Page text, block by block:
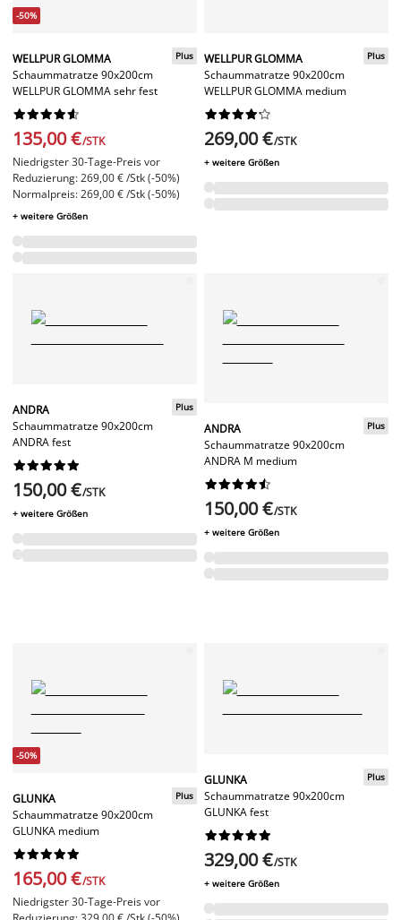
-50%
WELLPUR GLOMMA
Schaummatratze 90x200cm
WELLPUR GLOMMA sehr fest
Plus






135,00 €/STK
Niedrigster 30-Tage-Preis vor
Reduzierung: 269,00 € /Stk (-50%)
Normalpreis: 269,00 € /Stk (-50%)
+ weitere Größen
WELLPUR GLOMMA
Schaummatratze 90x200cm
WELLPUR GLOMMA medium
Plus






269,00 €/STK
+ weitere Größen
ANDRA
Schaummatratze 90x200cm
ANDRA fest
Plus






150,00 €/STK
+ weitere Größen
ANDRA
Schaummatratze 90x200cm
ANDRA M medium
Plus






150,00 €/STK
+ weitere Größen
-50%
GLUNKA
Schaummatratze 90x200cm
GLUNKA medium
Plus






165,00 €/STK
Niedrigster 30-Tage-Preis vor
GLUNKA
Schaummatratze 90x200cm
GLUNKA fest
Plus






329,00 €/STK
+ weitere Größen